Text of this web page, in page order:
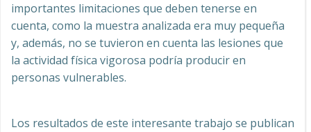
importantes limitaciones que deben tenerse en
cuenta, como la muestra analizada era muy pequeña
y, además, no se tuvieron en cuenta las lesiones que
la actividad física vigorosa podría producir en
personas vulnerables.
Los resultados de este interesante trabajo se publican